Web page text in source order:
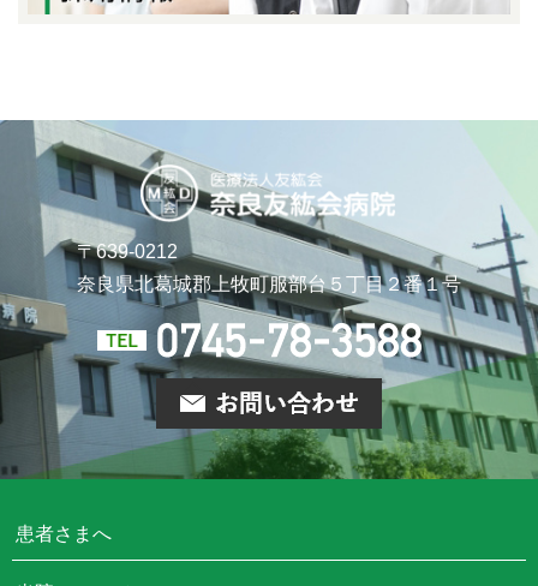
〒639-0212
奈良県北葛城郡上牧町服部台５丁目２番１号
患者さまへ